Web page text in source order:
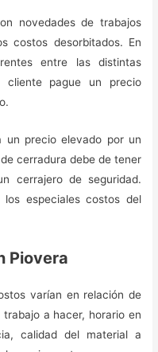
novedades de trabajos
costos desorbitados. En
entre las distintas
cliente pague un precio
precio elevado por un
cerradura debe de tener
cerrajero de seguridad.
los especiales costos del
Piovera
varían en relación de
a hacer, horario en
calidad del material a